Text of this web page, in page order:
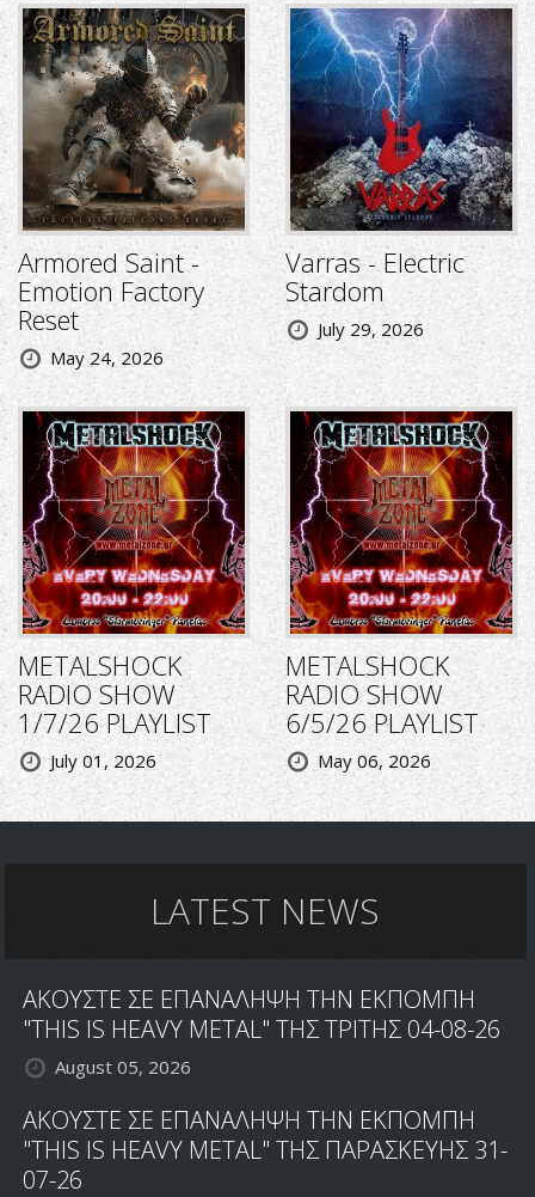
Armored Saint -
Emotion Factory
Reset
May 24, 2026
Varras - Electric
Stardom
July 29, 2026
METALSHOCK
RADIO SHOW
1/7/26 PLAYLIST
July 01, 2026
METALSHOCK
RADIO SHOW
6/5/26 PLAYLIST
May 06, 2026
LATEST NEWS
ΑΚΟΥΣΤΕ ΣΕ ΕΠΑΝΑΛΗΨΗ ΤΗΝ ΕΚΠΟΜΠΗ
"THIS IS HEAVY METAL" ΤΗΣ ΤΡΙΤΗΣ 04-08-26
August 05, 2026
ΑΚΟΥΣΤΕ ΣΕ ΕΠΑΝΑΛΗΨΗ ΤΗΝ ΕΚΠΟΜΠΗ
"THIS IS HEAVY METAL" ΤΗΣ ΠΑΡΑΣΚΕΥΗΣ 31-
07-26